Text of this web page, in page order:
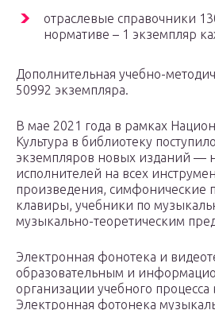
отраслевые справочники
нормативе – 1 экземпляр
Дополнительная учебно-
50992 экземпляра.
В мае 2021 года в рамках
Культура в библиотеку
экземпляров новых изданий —
исполнителей на всех
произведения, симфонические
клавиры, учебники по
музыкально-теоретическим
Электронная фонотека и
образовательным и
организации учебного
Электронная фотонека